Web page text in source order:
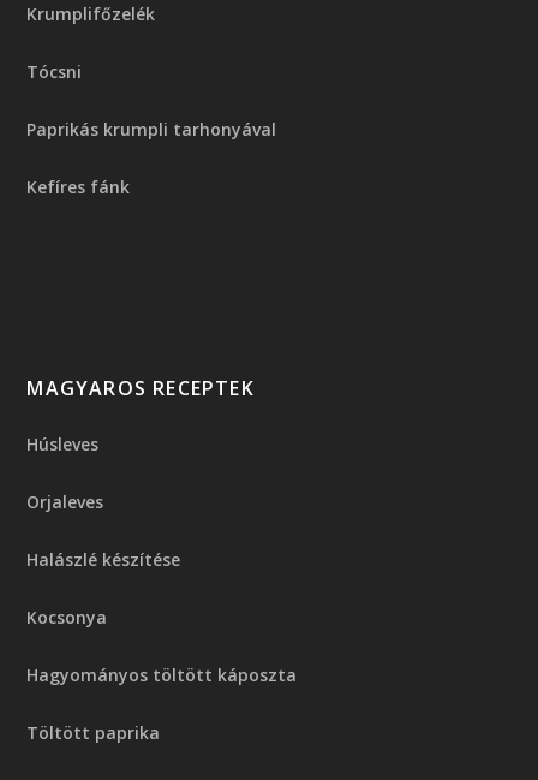
Krumplifőzelék
Tócsni
Paprikás krumpli tarhonyával
Kefíres fánk
MAGYAROS RECEPTEK
Húsleves
Orjaleves
Halászlé készítése
Kocsonya
Hagyományos töltött káposzta
Töltött paprika